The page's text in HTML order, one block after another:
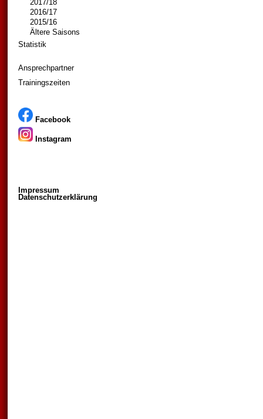
2017/18
2016/17
2015/16
Ältere Saisons
Statistik
Ansprechpartner
Trainingszeiten
Facebook
Instagram
Impressum
Datenschutzerklärung